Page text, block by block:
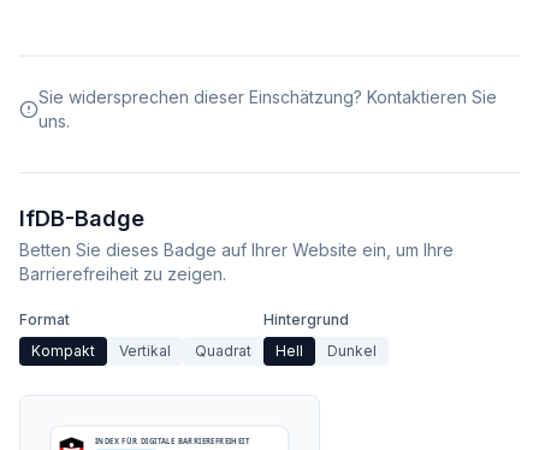
Sie widersprechen dieser Einschätzung? Kontaktieren Sie
uns.
IfDB-Badge
Betten Sie dieses Badge auf Ihrer Website ein, um Ihre
Barrierefreiheit zu zeigen.
Format
Kompakt
Vertikal Quadrat
Hintergrund
Hell
Dunkel
INDEX FÜR DIGITALE BARRIEREFREIHEIT